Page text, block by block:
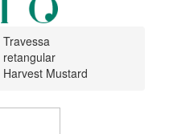
Travessa
retangular
Harvest Mustard